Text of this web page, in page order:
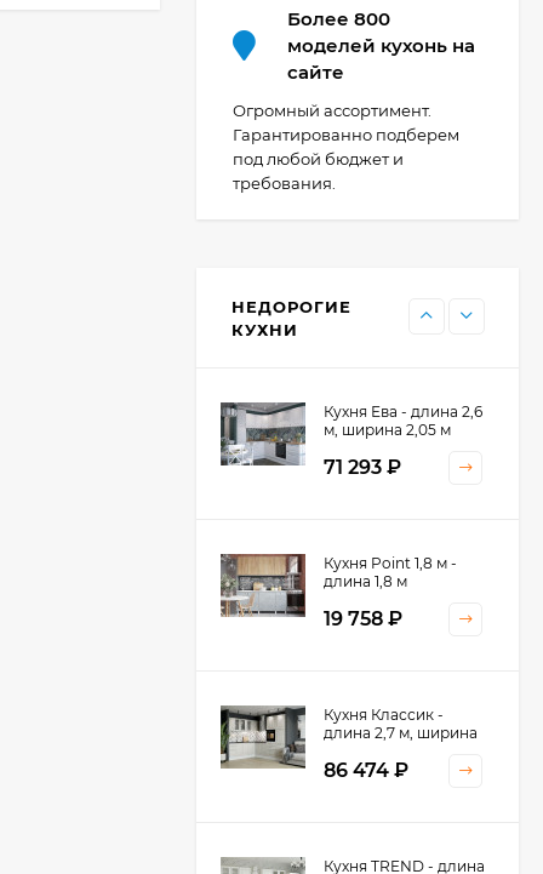
Более 800
моделей кухонь на
сайте
Огромный ассортимент.
Гарантированно подберем
под любой бюджет и
требования.
НЕДОРОГИЕ
КУХНИ
44 091
Кухня Point 1,2 м -
13 655₽
11 476
Кухня Ева - длина 2,6
м, ширина 2,05 м
71 293 ₽
Кухня Point 1,8 м -
длина 1,8 м
19 758 ₽
Кухня Классик -
длина 2,7 м, ширина
86 474 ₽
Кухня TREND - длина
Кухня Принцесса -
длина 2,4 м
38 767₽
Кухня Оптима - длина
2,8 м, ширина 1,4 м
52 197₽
Кухня Камелия -